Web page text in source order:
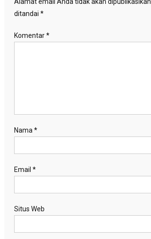
ditandai *
Komentar*
Nama *
Email *
Situs Web